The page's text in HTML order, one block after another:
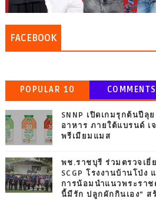
FACEBOOK
POPULAR 10 COMMENTS
SNNP เปิดเกมรุกต้นปี
อาหาร ภายใต้แบรนด์ เ
พรีเมียมแมส
พช.ราชบุรี ร่วมตรวจเ
SCGP โรงงานบ้านโป่ง
การน้อมนำแนวพระราช
นี้มีรัก ปลูกผักกินเอง” ส